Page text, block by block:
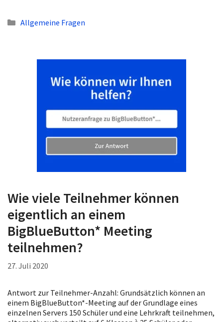
Kategorien
Allgemeine Fragen
Wie viele Teilnehmer können
eigentlich an einem
BigBlueButton* Meeting
teilnehmen?
27. Juli 2020
Antwort zur Teilnehmer-Anzahl: Grundsätzlich können an
einem BigBlueButton*-Meeting auf der Grundlage eines
einzelnen Servers 150 Schüler und eine Lehrkraft teilnehmen,